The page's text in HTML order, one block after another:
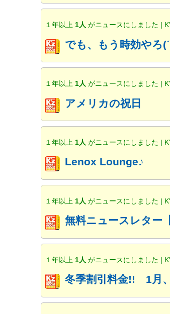
１年以上1人がニュースにしました |
でも、もう時効やろ
１年以上 1人がニュースにしました |
アメリカの祝日
１年以上 1人がニュースにしました |
Lenox Lounge♪
１年以上 1人がニュースにしました |
無料ニュースレター
１年以上 1人がニュースにしました |
冬季割引料金!! 1月